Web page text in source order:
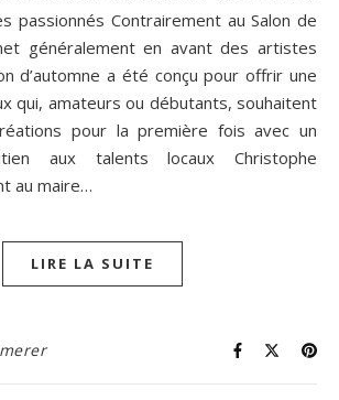
passionnés Contrairement au Salon de
généralement en avant des artistes
d’automne a été conçu pour offrir une
qui, amateurs ou débutants, souhaitent
pour la première fois avec un
aux talents locaux Christophe
au maire…
LIRE LA SUITE